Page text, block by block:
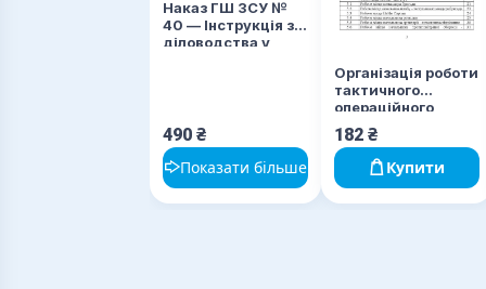
Наказ ГШ ЗСУ №
40 — Інструкція з
діловодства у
490 ₴
Показати більше
Організація роботи
тактичного
операційного
центру. Методичні
рекомендації.
182 ₴
Купити